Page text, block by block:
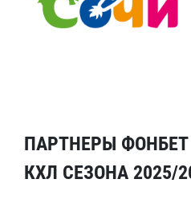
ПАРТНЕРЫ
КХЛ СЕЗОНА 2025/